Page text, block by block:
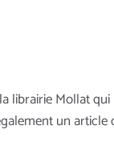
librairie Mollat
un